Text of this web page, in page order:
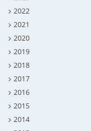
2022
2021
2020
2019
2018
2017
2016
2015
2014